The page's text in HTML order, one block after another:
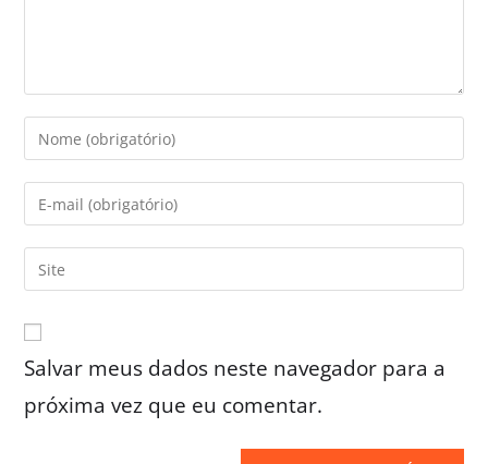
Salvar meus dados neste navegador para a
próxima vez que eu comentar.